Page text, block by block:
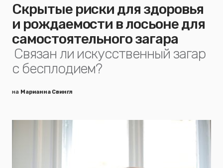
Скрытые риски для здоровья
и рождаемости в лосьоне для
самостоятельного загара
Связан ли искусственный загар
с бесплодием?
на Марианна Свингл